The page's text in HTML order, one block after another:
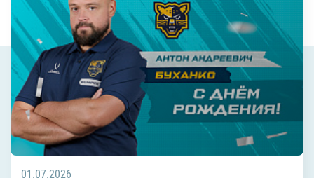
01.07.2026